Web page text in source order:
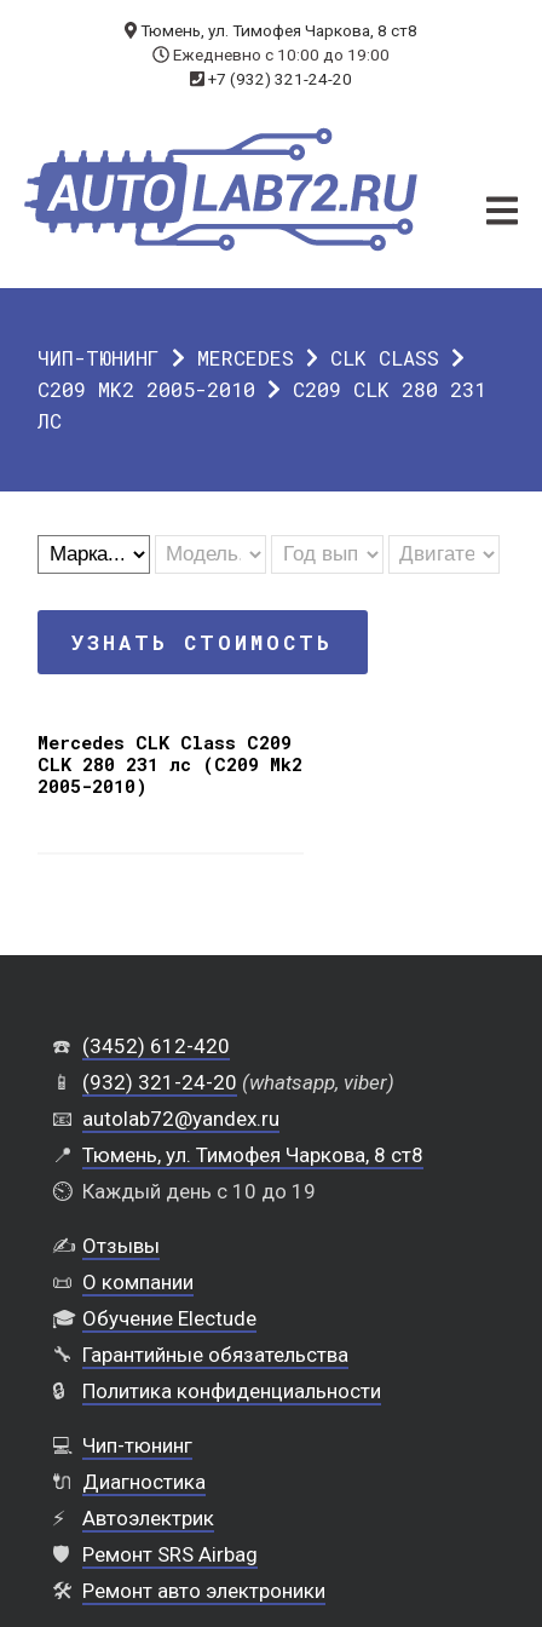
ЧИП-ТЮНИНГ
ДИАГНОСТИКА
О КОМПАНИИ
Тюмень, ул. Тимофея Чаркова, 8 ст8
Ежедневно с 10:00 до 19:00
+7 (932) 321-24-20
ЧИП-ТЮНИНГ MERCEDES
CLK CLASS
C209 MK2 2005-2010
C209 CLK 280 231
ЛС
УЗНАТЬ СТОИМОСТЬ
Mercedes CLK Class C209
CLK 280 231 лс (C209 Mk2
2005-2010)
☎️ (3452) 612-420
📱
(932) 321-24-20 (whatsapp, viber)
📧 autolab72@yandex.ru
📍 Тюмень, ул. Тимофея Чаркова, 8 ст8
⏲️ Каждый день с 10 до 19
✍️ Отзывы
📜 О компании
🎓 Обучение Electude
🔧 Гарантийные обязательства
🔒
Политика конфиденциальности
💻 Чип-тюнинг
🔌 Диагностика
⚡
Автоэлектрик
🛡️ Ремонт SRS Airbag
🛠️ Ремонт авто электроники